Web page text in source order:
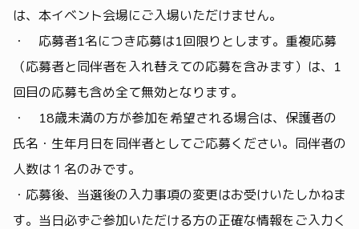
は、本イベント会場にご入場いただけません。
・ 応募者1名につき応募は1回限りとします。重複応募
（応募者と同伴者を入れ替えての応募を含みます）は、1
回目の応募も含め全て無効となります。
・ 18歳未満の方が参加を希望される場合は、保護者の
氏名・生年月日を同伴者としてご応募ください。同伴者の
人数は１名のみです。
・応募後、当選後の入力事項の変更はお受けいたしかねま
す。当日必ずご参加いただける方の正確な情報をご入力く